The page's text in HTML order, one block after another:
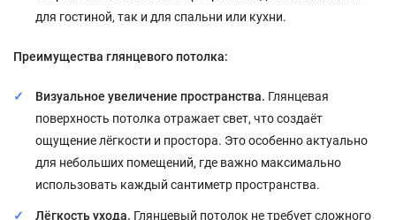
для гостиной, так и для спальни или кухни.
Преимущества глянцевого потолка:
Визуальное увеличение пространства. Глянцевая
поверхность потолка отражает свет, что создаёт
ощущение лёгкости и простора. Это особенно актуально
для небольших помещений, где важно максимально
использовать каждый сантиметр пространства.
Лёгкость ухода. Глянцевый потолок не требует сложного